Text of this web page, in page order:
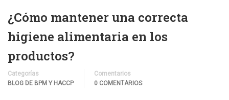
¿Cómo mantener una correcta
higiene alimentaria en los
productos?
Categorías
BLOG DE BPM Y HACCP
Comentarios
0 COMENTARIOS